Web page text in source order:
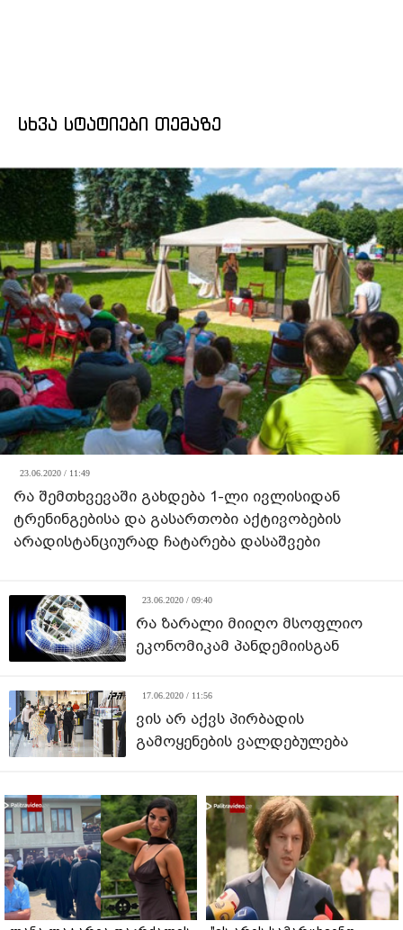
ᲡᲮᲕᲐ ᲡᲢᲐᲢᲘᲔᲑᲘ ᲗᲔᲛᲐᲖᲔ
23.06.2020 / 11:49
რა შემთხვევაში გახდება 1-ლი ივლისიდან
ტრენინგებისა და გასართობი აქტივობების
არადისტანციურად ჩატარება დასაშვები
23.06.2020 / 09:40
რა ზარალი მიიღო მსოფლიო
ეკონომიკამ პანდემიისგან
17.06.2020 / 11:56
ვის არ აქვს პირბადის
გამოყენების ვალდებულება